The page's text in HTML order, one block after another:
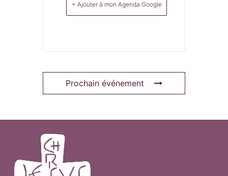
+ Ajouter à mon Agenda Google
Prochain événement